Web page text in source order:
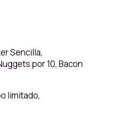
Sencilla,
por 10, Bacon
limitado,